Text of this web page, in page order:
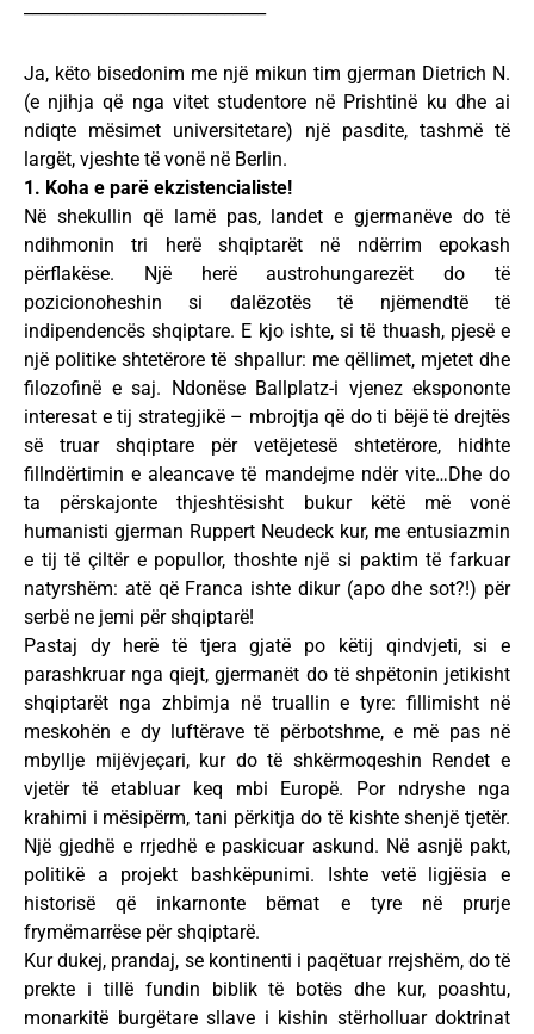
Ja, këto bisedonim me një mikun tim gjerman Dietrich N.
(e njihja që nga vitet studentore në Prishtinë ku dhe ai
ndiqte mësimet universitetare) një pasdite, tashmë të
largët, vjeshte të vonë në Berlin.
1. Koha e parë ekzistencialiste!
Në shekullin që lamë pas, landet e gjermanëve do të
ndihmonin tri herë shqiptarët në ndërrim epokash
përflakëse. Një herë austrohungarezët do të
pozicionoheshin si dalëzotës të njëmendtë të
indipendencës shqiptare. E kjo ishte, si të thuash, pjesë e
një politike shtetërore të shpallur: me qëllimet, mjetet dhe
filozofinë e saj. Ndonëse Ballplatz-i vjenez ekspononte
interesat e tij strategjikë – mbrojtja që do ti bëjë të drejtës
së truar shqiptare për vetëjetesë shtetërore, hidhte
fillndërtimin e aleancave të mandejme ndër vite…Dhe do
ta përskajonte thjeshtësisht bukur këtë më vonë
humanisti gjerman Ruppert Neudeck kur, me entusiazmin
e tij të çiltër e popullor, thoshte një si paktim të farkuar
natyrshëm: atë që Franca ishte dikur (apo dhe sot?!) për
serbë ne jemi për shqiptarë!
Pastaj dy herë të tjera gjatë po këtij qindvjeti, si e
parashkruar nga qiejt, gjermanët do të shpëtonin jetikisht
shqiptarët nga zhbimja në truallin e tyre: fillimisht në
meskohën e dy luftërave të përbotshme, e më pas në
mbyllje mijëvjeçari, kur do të shkërmoqeshin Rendet e
vjetër të etabluar keq mbi Europë. Por ndryshe nga
krahimi i mësipërm, tani përkitja do të kishte shenjë tjetër.
Një gjedhë e rrjedhë e paskicuar askund. Në asnjë pakt,
politikë a projekt bashkëpunimi. Ishte vetë ligjësia e
historisë që inkarnonte bëmat e tyre në prurje
frymëmarrëse për shqiptarë.
Kur dukej, prandaj, se kontinenti i paqëtuar rrejshëm, do të
prekte i tillë fundin biblik të botës dhe kur, poashtu,
monarkitë burgëtare sllave i kishin stërholluar doktrinat